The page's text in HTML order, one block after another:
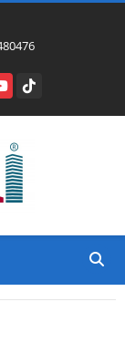
TikTok